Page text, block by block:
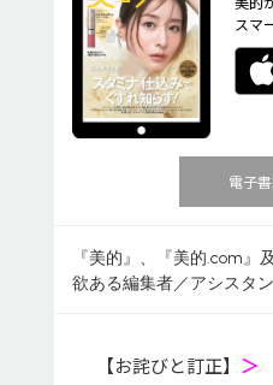
スマ
電子
『美的』、『美的.com』
欲ある編集者／アシスタ
【お詫びと訂正】 ＞